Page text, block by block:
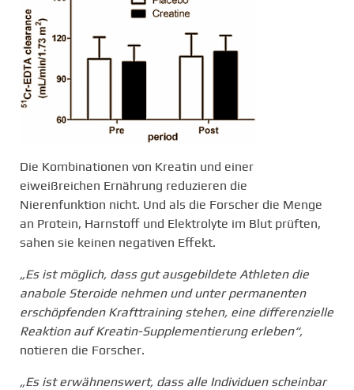
Die Kombinationen von Kreatin und einer
eiweißreichen Ernährung reduzieren die
Nierenfunktion nicht. Und als die Forscher die Menge
an Protein, Harnstoff und Elektrolyte im Blut prüften,
sahen sie keinen negativen Effekt.
„Es ist möglich, dass gut ausgebildete Athleten die
anabole Steroide nehmen und unter permanenten
erschöpfenden Krafttraining stehen, eine differenzielle
Reaktion auf Kreatin-Supplementierung erleben“,
notieren die Forscher.
„Es ist erwähnenswert, dass alle Individuen scheinbar